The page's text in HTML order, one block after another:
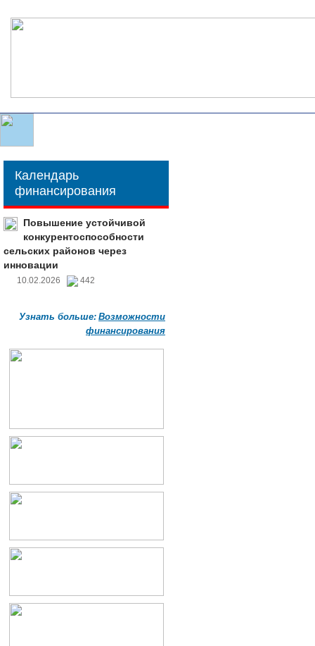
Календарь
финансирования
Повышение устойчивой
конкурентоспособности
сельских районов через
инновации
10.02.2026 442
Узнать больше: Возможности
финансирования